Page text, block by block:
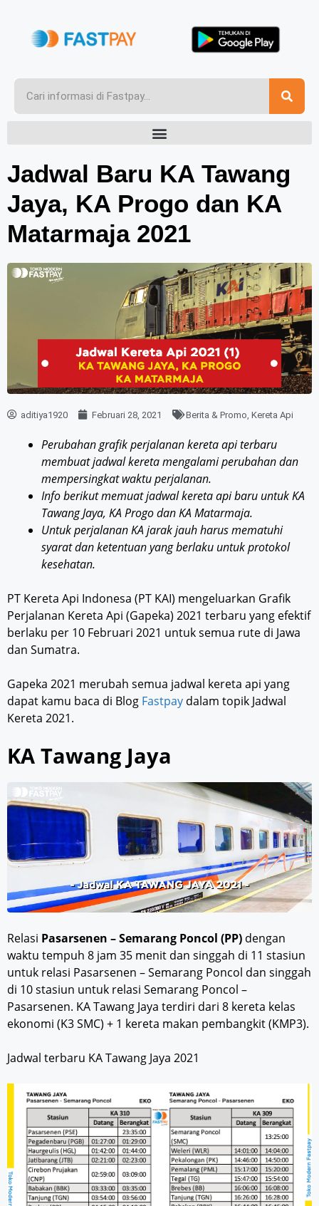
Jadwal Baru KA Tawang
Jaya, KA Progo dan KA
Matarmaja 2021
aditiya1920 Februari 28, 2021 Berita & Promo Kereta Api
Perubahan grafik perjalanan kereta api terbaru
membuat jadwal kereta mengalami perubahan dan
mempersingkat waktu perjalanan.
Info berikut memuat jadwal kereta api baru untuk KA
Tawang Jaya, KA Progo dan KA Matarmaja.
Untuk perjalanan KA jarak jauh harus mematuhi
syarat dan ketentuan yang berlaku untuk protokol
kesehatan.
PT Kereta Api Indonesa (PT KAI) mengeluarkan Grafik
Perjalanan Kereta Api (Gapeka) 2021 terbaru yang efektif
berlaku per 10 Februari 2021 untuk semua rute di Jawa
dan Sumatra.
Gapeka 2021 merubah semua jadwal kereta api yang
dapat kamu baca di Blog Fastpay dalam topik Jadwal
Kereta 2021.
KA Tawang Jaya
Relasi Pasarsenen – Semarang Poncol (PP) dengan
waktu tempuh 8 jam 35 menit dan singgah di 11 stasiun
untuk relasi Pasarsenen – Semarang Poncol dan singgah
di 10 stasiun untuk relasi Semarang Poncol –
Pasarsenen. KA Tawang Jaya terdiri dari 8 kereta kelas
ekonomi (K3 SMC) + 1 kereta makan pembangkit (KMP3).
Jadwal terbaru KA Tawang Jaya 2021